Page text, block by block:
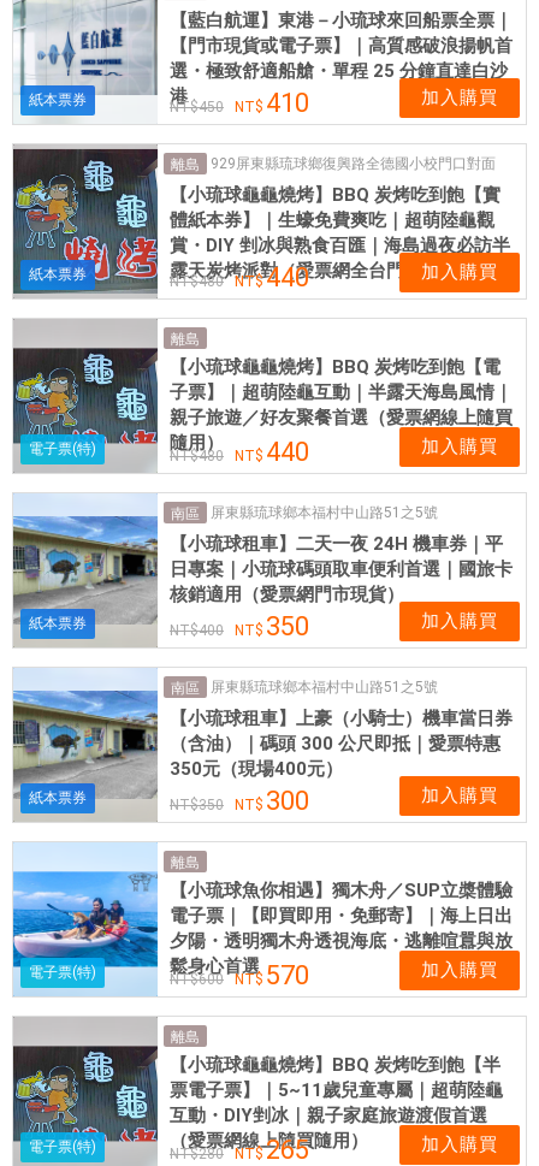
紙本票券
【藍白航運】東港－小琉球來回船票全票｜
【門市現貨或電子票】｜高質感破浪揚帆首
選・極致舒適船艙・單程 25 分鐘直達白沙
港
450 410 加入購買
紙本票券
離島 929屏東縣琉球鄉復興路全德國小校門口對面
【小琉球龜龜燒烤】BBQ 炭烤吃到飽【實
體紙本券】｜生蠔免費爽吃｜超萌陸龜觀
賞・DIY 剉冰與熟食百匯｜海島過夜必訪半
露天炭烤派對（愛票網全台門市現貨供應）
480 440 加入購買
電子票(特)
離島
【小琉球龜龜燒烤】BBQ 炭烤吃到飽【電
子票】｜超萌陸龜互動｜半露天海島風情｜
親子旅遊／好友聚餐首選（愛票網線上隨買
隨用）
480 440 加入購買
紙本票券
南區 屏東縣琉球鄉本福村中山路51之5號
【小琉球租車】二天一夜 24H 機車券｜平
日專案｜小琉球碼頭取車便利首選｜國旅卡
核銷適用（愛票網門市現貨）
400 350 加入購買
紙本票券
南區 屏東縣琉球鄉本福村中山路51之5號
【小琉球租車】上豪（小騎士）機車當日券
（含油）｜碼頭 300 公尺即抵｜愛票特惠
350元（現場400元）
350 300 加入購買
電子票(特)
離島
【小琉球魚你相遇】獨木舟／SUP立槳體驗
電子票｜【即買即用・免郵寄】｜海上日出
夕陽・透明獨木舟透視海底・逃離喧囂與放
鬆身心首選
600 570 加入購買
電子票(特)
離島
【小琉球龜龜燒烤】BBQ 炭烤吃到飽【半
票電子票】｜5~11歲兒童專屬｜超萌陸龜
互動・DIY剉冰｜親子家庭旅遊渡假首選
（愛票網線上隨買隨用）
280 265 加入購買